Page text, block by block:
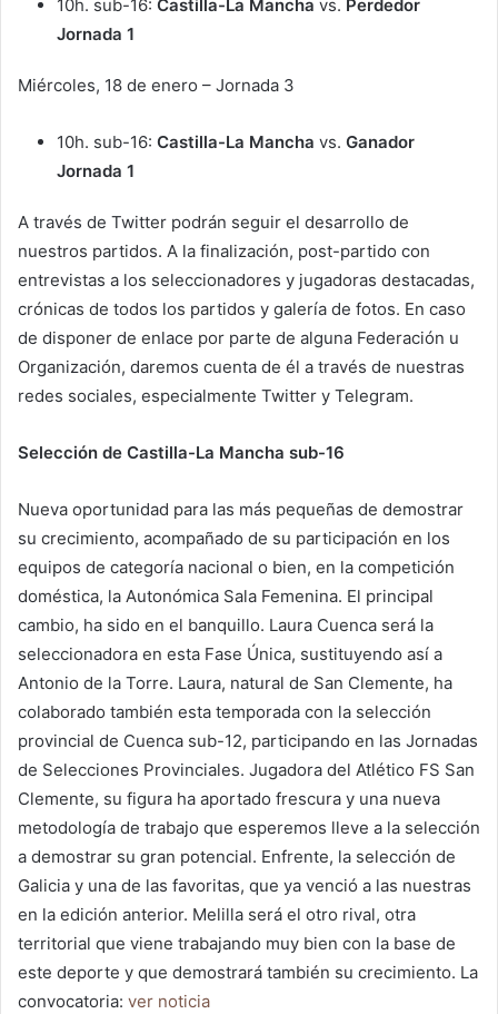
10h. sub-16: Castilla-La Mancha vs. Perdedor
Jornada 1
Miércoles, 18 de enero – Jornada 3
10h. sub-16: Castilla-La Mancha vs. Ganador
Jornada 1
A través de Twitter podrán seguir el desarrollo de
nuestros partidos. A la finalización, post-partido con
entrevistas a los seleccionadores y jugadoras destacadas,
crónicas de todos los partidos y galería de fotos. En caso
de disponer de enlace por parte de alguna Federación u
Organización, daremos cuenta de él a través de nuestras
redes sociales, especialmente Twitter y Telegram.
Selección de Castilla-La Mancha sub-16
Nueva oportunidad para las más pequeñas de demostrar
su crecimiento, acompañado de su participación en los
equipos de categoría nacional o bien, en la competición
doméstica, la Autonómica Sala Femenina. El principal
cambio, ha sido en el banquillo. Laura Cuenca será la
seleccionadora en esta Fase Única, sustituyendo así a
Antonio de la Torre. Laura, natural de San Clemente, ha
colaborado también esta temporada con la selección
provincial de Cuenca sub-12, participando en las Jornadas
de Selecciones Provinciales. Jugadora del Atlético FS San
Clemente, su figura ha aportado frescura y una nueva
metodología de trabajo que esperemos lleve a la selección
a demostrar su gran potencial. Enfrente, la selección de
Galicia y una de las favoritas, que ya venció a las nuestras
en la edición anterior. Melilla será el otro rival, otra
territorial que viene trabajando muy bien con la base de
este deporte y que demostrará también su crecimiento. La
convocatoria: ver noticia